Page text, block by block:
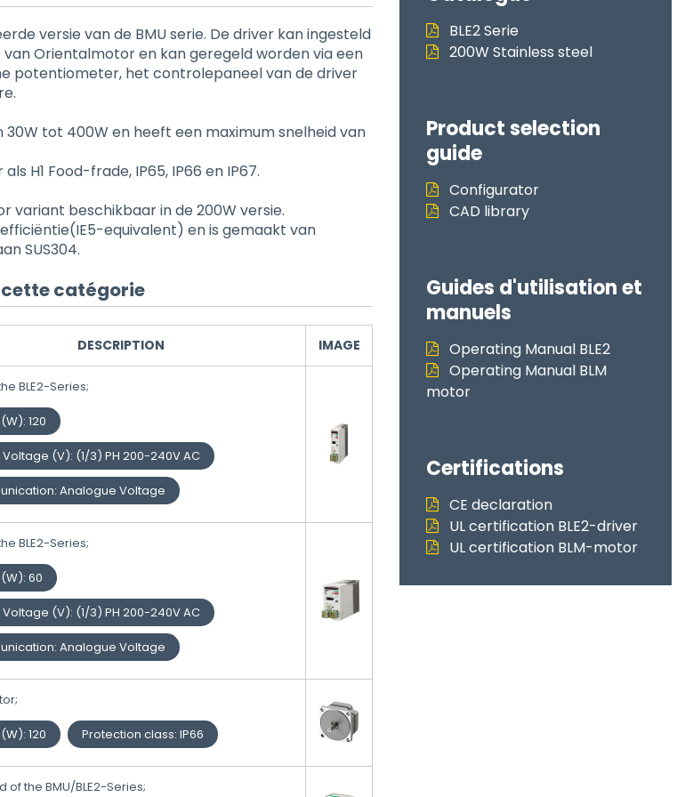
versie van de BMU serie. De driver kan ingesteld
van Orientalmotor en kan geregeld worden via een
potentiometer, het controlepaneel van de driver
tot 400W en heeft een maximum snelheid van
H1 Food-frade, IP65, IP66 en IP67.
variant beschikbaar in de 200W versie.
equivalent) en is gemaakt van
SUS304.
cette catégorie
DESCRIPTION IMAGE
BLE2-Series;
: 120
Voltage (V): (1/3) PH 200-240V AC
: Analogue Voltage
BLE2-Series;
: 60
Voltage (V): (1/3) PH 200-240V AC
: Analogue Voltage
: 120 Protection class: IP66
of the BMU/BLE2-Series;
BLE2 Serie
200W Stainless steel
Product selection
guide
Configurator
CAD library
Guides d'utilisation et
manuels
Operating Manual BLE2
Operating Manual BLM
motor
Certifications
CE declaration
UL certification BLE2-driver
UL certification BLM-motor